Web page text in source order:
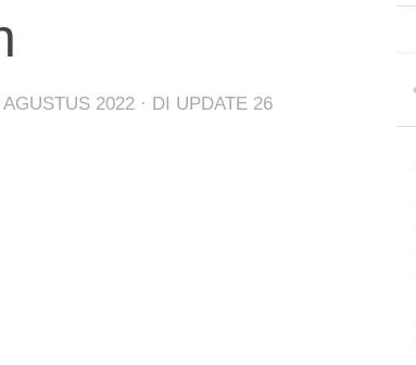
AGUSTUS 2022 · DI UPDATE 26